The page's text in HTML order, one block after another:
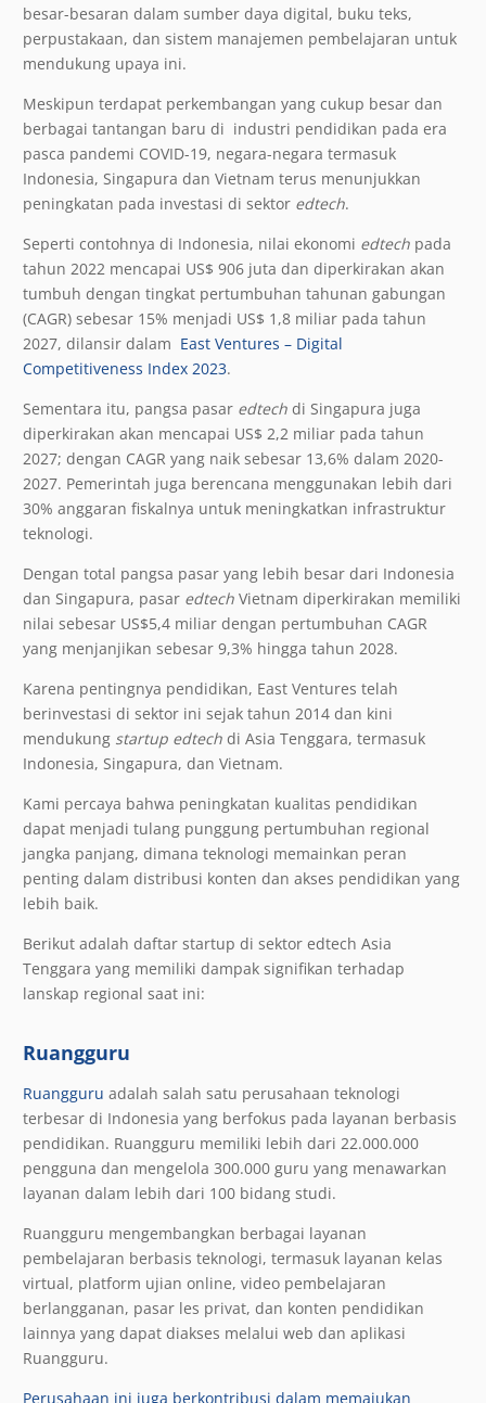
besar-besaran dalam sumber daya digital, buku teks,
perpustakaan, dan sistem manajemen pembelajaran untuk
mendukung upaya ini.
Meskipun terdapat perkembangan yang cukup besar dan
berbagai tantangan baru di industri pendidikan pada era
pasca pandemi COVID-19, negara-negara termasuk
Indonesia, Singapura dan Vietnam terus menunjukkan
peningkatan pada investasi di sektor edtech.
Seperti contohnya di Indonesia, nilai ekonomi edtech pada
tahun 2022 mencapai US$ 906 juta dan diperkirakan akan
tumbuh dengan tingkat pertumbuhan tahunan gabungan
(CAGR) sebesar 15% menjadi US$ 1,8 miliar pada tahun
2027, dilansir dalam East Ventures – Digital
Competitiveness Index 2023.
Sementara itu, pangsa pasar edtech di Singapura juga
diperkirakan akan mencapai US$ 2,2 miliar pada tahun
2027; dengan CAGR yang naik sebesar 13,6% dalam 2020-
2027. Pemerintah juga berencana menggunakan lebih dari
30% anggaran fiskalnya untuk meningkatkan infrastruktur
teknologi.
Dengan total pangsa pasar yang lebih besar dari Indonesia
dan Singapura, pasar edtech Vietnam diperkirakan memiliki
nilai sebesar US$5,4 miliar dengan pertumbuhan CAGR
yang menjanjikan sebesar 9,3% hingga tahun 2028.
Karena pentingnya pendidikan, East Ventures telah
berinvestasi di sektor ini sejak tahun 2014 dan kini
mendukung startup edtech di Asia Tenggara, termasuk
Indonesia, Singapura, dan Vietnam.
Kami percaya bahwa peningkatan kualitas pendidikan
dapat menjadi tulang punggung pertumbuhan regional
jangka panjang, dimana teknologi memainkan peran
penting dalam distribusi konten dan akses pendidikan yang
lebih baik.
Berikut adalah daftar startup di sektor edtech Asia
Tenggara yang memiliki dampak signifikan terhadap
lanskap regional saat ini:
Ruangguru
Ruangguru adalah salah satu perusahaan teknologi
terbesar di Indonesia yang berfokus pada layanan berbasis
pendidikan. Ruangguru memiliki lebih dari 22.000.000
pengguna dan mengelola 300.000 guru yang menawarkan
layanan dalam lebih dari 100 bidang studi.
Ruangguru mengembangkan berbagai layanan
pembelajaran berbasis teknologi, termasuk layanan kelas
virtual, platform ujian online, video pembelajaran
berlangganan, pasar les privat, dan konten pendidikan
lainnya yang dapat diakses melalui web dan aplikasi
Ruangguru.
Perusahaan ini juga berkontribusi dalam memajukan